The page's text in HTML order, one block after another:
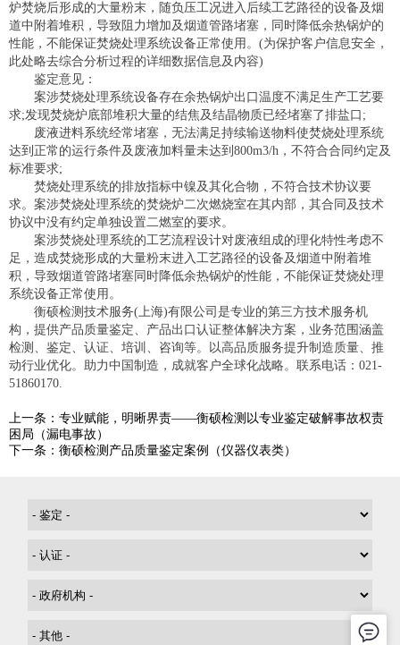
炉焚烧后形成的大量粉末，随负压工况进入后续工艺路径的设备及烟
道中附着堆积，导致阻力增加及烟道管路堵塞，同时降低余热锅炉的
性能，不能保证焚烧处理系统设备正常使用。(为保护客户信息安全，
此处略去综合分析过程的详细数据信息及内容)
鉴定意见：
案涉焚烧处理系统设备存在余热锅炉出口温度不满足生产工艺要
求;发现焚烧炉底部堆积大量的结焦及结晶物质已经堵塞了排盐口;
废液进料系统经常堵塞，无法满足持续输送物料使焚烧处理系统
达到正常的运行条件及废液加料量未达到800m3/h，不符合合同约定及
标准要求;
焚烧处理系统的排放指标中镍及其化合物，不符合技术协议要
求。案涉焚烧处理系统的焚烧炉二次燃烧室在其内部，其合同及技术
协议中没有约定单独设置二燃室的要求。
案涉焚烧处理系统的工艺流程设计对废液组成的理化特性考虑不
足，造成焚烧形成的大量粉末进入工艺路径的设备及烟道中附着堆
积，导致烟道管路堵塞同时降低余热锅炉的性能，不能保证焚烧处理
系统设备正常使用。
衡硕检测技术服务(上海)有限公司是专业的第三方技术服务机
构，提供产品质量鉴定、产品出口认证整体解决方案，业务范围涵盖
检测、鉴定、认证、培训、咨询等。以高品质服务提升制造质量、推
动行业优化。助力中国制造，成就客户全球化战略。联系电话：021-
51860170.
上一条：专业赋能，明晰界责——衡硕检测以专业鉴定破解事故权责
困局（漏电事故）
下一条：衡硕检测产品质量鉴定案例（仪器仪表类）